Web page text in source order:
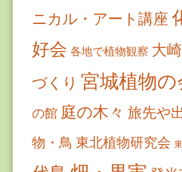
ニカル・アート講座
好会 各地で植物観察 大
づくり 宮城植物の
の館 庭の木々 旅先や
物・鳥 東北植物研究会